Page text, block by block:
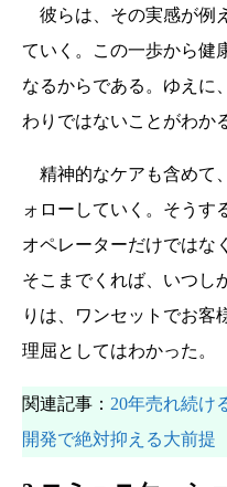
彼らは、その実感が例
ていく。この一歩から健
なるからである。ゆえに
わりではないことがわか
精神的なケアも含めて
ォローしていく。そうす
オペレーターだけではな
そこまでくれば、いつし
りは、ワンセットでお客
理屈としてはわかった。
関連記事： 20年売れ続け
開発で絶対抑える大前提